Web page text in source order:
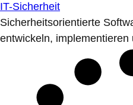
IT-Sicherheit
Sicherheitsorientierte
entwickeln, implementieren